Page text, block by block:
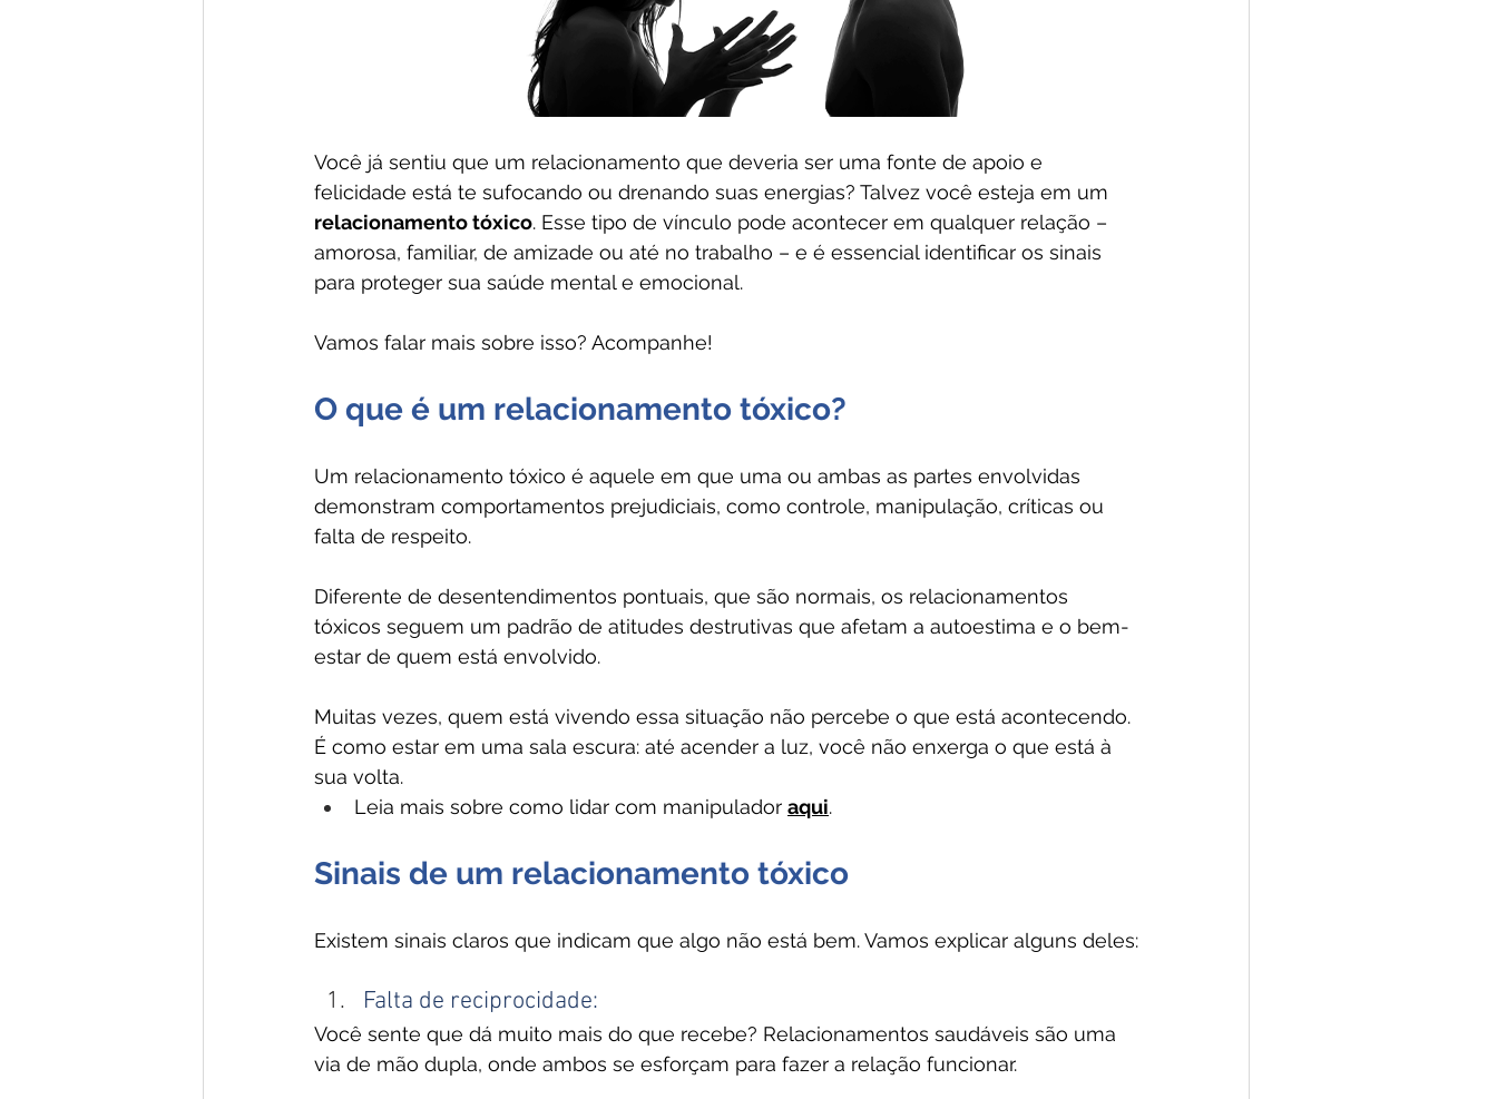
Você já sentiu que um relacionamento que deveria ser uma fonte de apoio e
felicidade está te sufocando ou drenando suas energias? Talvez você esteja em um
relacionamento tóxico. Esse tipo de vínculo pode acontecer em qualquer relação –
amorosa, familiar, de amizade ou até no trabalho – e é essencial identificar os sinais
para proteger sua saúde mental e emocional.
Vamos falar mais sobre isso? Acompanhe!
O que é um relacionamento tóxico?
Um relacionamento tóxico é aquele em que uma ou ambas as partes envolvidas
demonstram comportamentos prejudiciais, como controle, manipulação, críticas ou
falta de respeito.
Diferente de desentendimentos pontuais, que são normais, os relacionamentos
tóxicos seguem um padrão de atitudes destrutivas que afetam a autoestima e o bem-
estar de quem está envolvido.
Muitas vezes, quem está vivendo essa situação não percebe o que está acontecendo.
É como estar em uma sala escura: até acender a luz, você não enxerga o que está à
sua volta.
Leia mais sobre como lidar com manipulador aqui.
Sinais de um relacionamento tóxico
Existem sinais claros que indicam que algo não está bem. Vamos explicar alguns deles:
Falta de reciprocidade:
Você sente que dá muito mais do que recebe? Relacionamentos saudáveis são uma
via de mão dupla, onde ambos se esforçam para fazer a relação funcionar.